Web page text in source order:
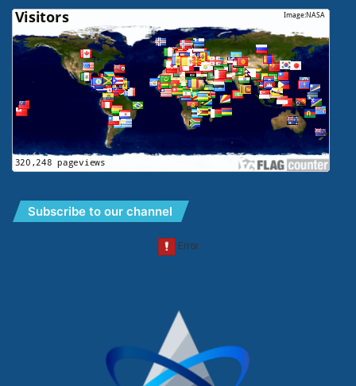
Subscribe to our channel